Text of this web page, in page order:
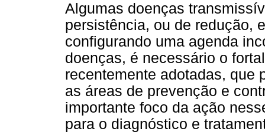
Algumas doenças
persistência, ou de redução,
configurando uma agenda
doenças, é necessário o
recentemente adotadas, que
as áreas de prevenção e
importante foco da ação
para o diagnóstico e